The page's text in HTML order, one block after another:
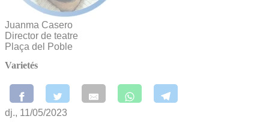
Juanma Casero
Director de teatre
Plaça del Poble
Varietés
dj., 11/05/2023